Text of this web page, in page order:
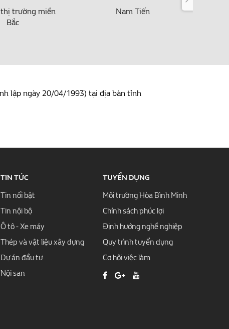
trường miền
Bắc
Nam Tiến
lập ngày 20/04/1993) tại địa bàn tỉnh
TIN TỨC
Tin nổi bật
Tin nội bộ
Ô tô - Xe máy
Thép và vật liệu xây dựng
Dự án đầu tư
Nội san
TUYỂN DỤNG
Môi trường Hòa Bình Minh
Chính sách phúc lợi
Định hướng nghề nghiệp
Quy trình tuyển dụng
Cơ hội việc làm